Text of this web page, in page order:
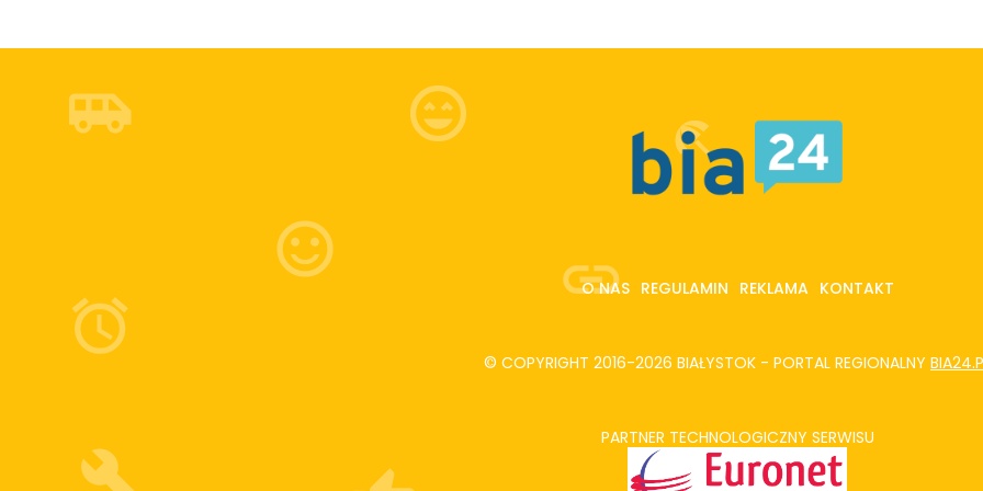
O NAS REGULAMIN REKLAMA KONTAKT
© COPYRIGHT 2016-2026 BIAŁYSTOK - PORTAL REGIONALNY
PARTNER TECHNOLOGICZNY SERWISU